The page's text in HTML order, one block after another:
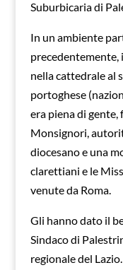
Suburbicaria di
In un ambiente
precedentemente,
nella cattedrale al
portoghese
era piena di gente,
Monsignori,
diocesano e una
clarettiani e le
venute da Roma.
Gli hanno dato il
Sindaco di
regionale del